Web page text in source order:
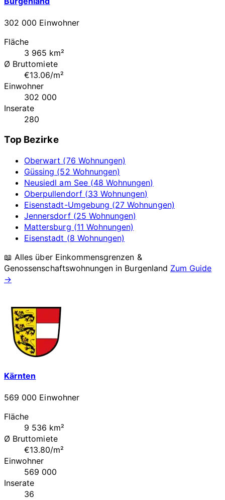
302 000 Einwohner
Fläche
3 965 km²
Ø Bruttomiete
€13.06/m²
Einwohner
302 000
Inserate
280
Top Bezirke
Oberwart (76 Wohnungen)
Güssing (52 Wohnungen)
Neusiedl am See (48 Wohnungen)
Oberpullendorf (33 Wohnungen)
Eisenstadt-Umgebung (27 Wohnungen)
Jennersdorf (25 Wohnungen)
Mattersburg (11 Wohnungen)
Eisenstadt (8 Wohnungen)
📖 Alles über Einkommensgrenzen &
Genossenschaftswohnungen in Burgenland Zum Guide
→
Kärnten
569 000 Einwohner
Fläche
9 536 km²
Ø Bruttomiete
€13.80/m²
Einwohner
569 000
Inserate
36